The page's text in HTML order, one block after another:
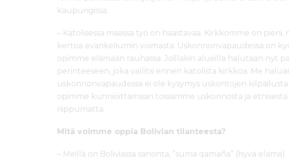
kaupungissa.
– Katolisessa maassa työ on haastavaa. Kirkkomme on
kertoa evankeliumin voimasta. Uskonnonvapaudessa on
opimme elämään rauhassa. Joillakin alueilla halutaan nyt
perinteeseen, joka vallitsi ennen katolista kirkkoa. Me
uskonnonvapaudessa ei ole kysymys uskontojen kilpailusta
opimme kunnioittamaan toisiamme uskonnosta ja
riippumatta.
Mitä voimme oppia Bolivian tilanteesta?
– Meillä on Boliviassa sanonta, ”suma qamaña” (hyvä